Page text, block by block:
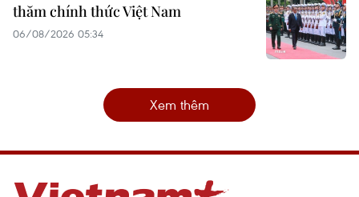
thăm chính thức Việt Nam
06/08/2026 05:34
Xem thêm